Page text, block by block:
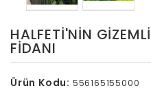
HALFETI'NIN
FIDANI
Ürün Kodu: 556165155000